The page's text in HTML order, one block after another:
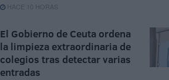
HACE 10 HORAS
El Gobierno de Ceuta ordena
la limpieza extraordinaria de
colegios tras detectar varias
entradas